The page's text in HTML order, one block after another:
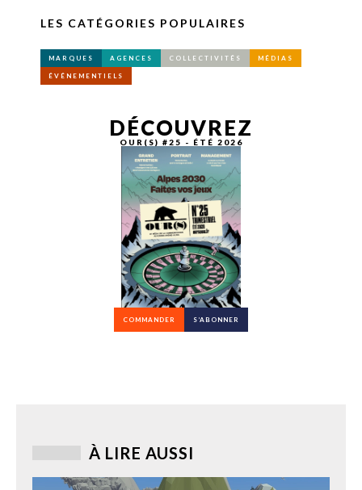
LES CATÉGORIES POPULAIRES
MARQUES AGENCES COLLECTIVITÉS MÉDIAS
ÉVÉNEMENTIELS
DÉCOUVREZ
OUR(S) #25 - ÉTÉ 2026
COMMANDER S’ABONNER
À LIRE AUSSI